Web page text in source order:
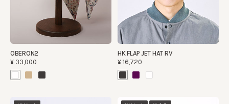
OBERON2
¥33,000
HK FLAP JET HAT RV
¥16,720